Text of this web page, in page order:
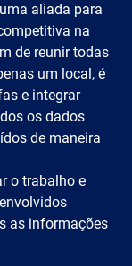
aliada para
na
de reunir todas
um local, é
e integrar
os dados
de maneira
o trabalho e
as informações